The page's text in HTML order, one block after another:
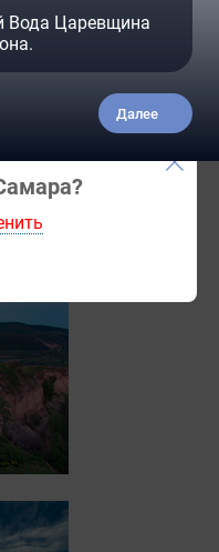
та самая
с глубины 51 м и
Уникальные
технологии
продукт
Вода Царевщина
Далее
?